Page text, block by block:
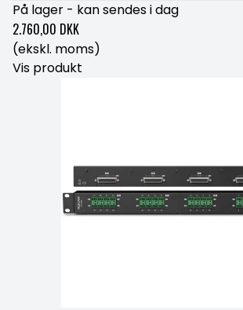
På lager - kan sendes i dag
2.760,00 DKK
(ekskl. moms)
Vis produkt